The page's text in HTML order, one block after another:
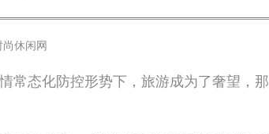
休闲网
态化防控形势下，旅游成为了奢望，那